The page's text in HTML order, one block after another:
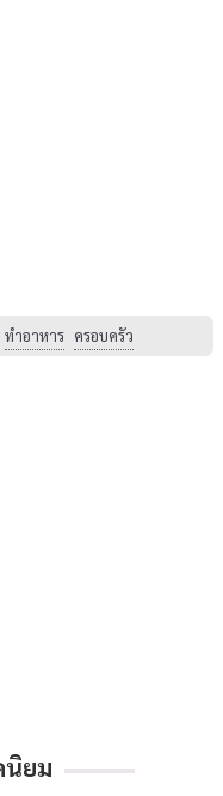
ทำอาหาร ครอบครัว
นิยม